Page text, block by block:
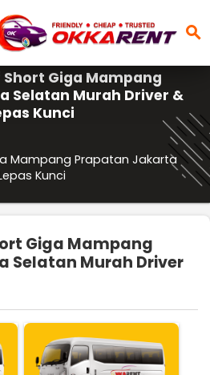
search
Short Giga Mampang
Selatan Murah Driver &
Kunci
Mampang Prapatan Jakarta
Kunci
Giga Mampang
Selatan Murah Driver